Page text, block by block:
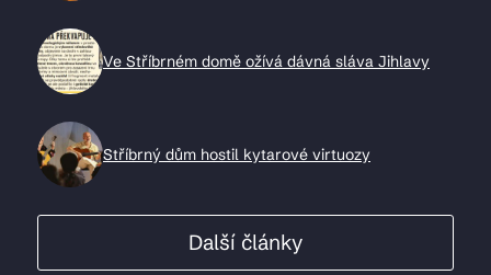
Ve Stříbrném domě ožívá dávná sláva Jihlavy
Stříbrný dům hostil kytarové virtuozy
Další články